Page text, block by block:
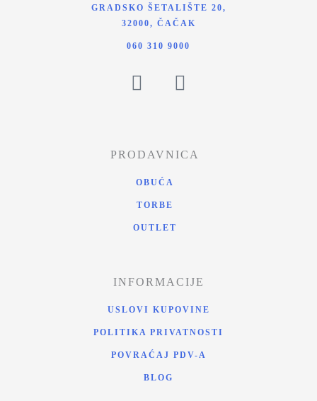
GRADSKO ŠETALIŠTE 20,
32000, ČAČAK
060 310 9000
PRODAVNICA
OBUĆA
TORBE
OUTLET
INFORMACIJE
USLOVI KUPOVINE
POLITIKA PRIVATNOSTI
POVRAĆAJ PDV-A
BLOG